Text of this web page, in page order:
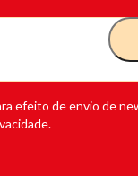
efeito de envio de